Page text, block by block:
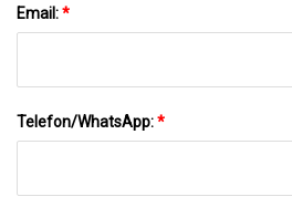
Email:*
Telefon/WhatsApp:*